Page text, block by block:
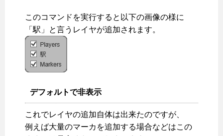
このコマンドを実行すると以下の画像の様に
「駅」と言うレイヤが追加されます。
デフォルトで非表示
これでレイヤの追加自体は出来たのですが、
例えば大量のマーカを追加する場合などはこの